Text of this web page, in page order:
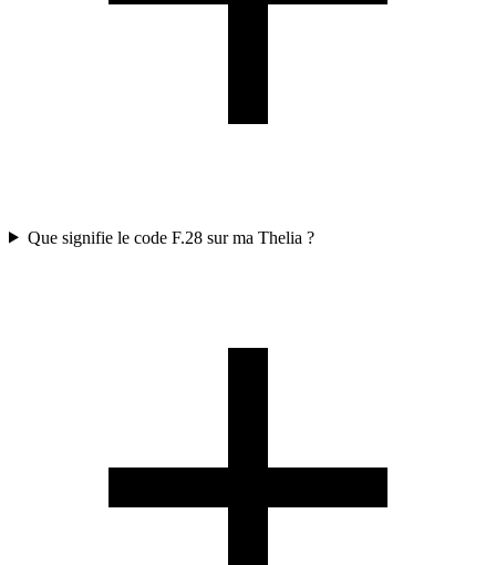
Que signifie le code F.28 sur ma Thelia ?